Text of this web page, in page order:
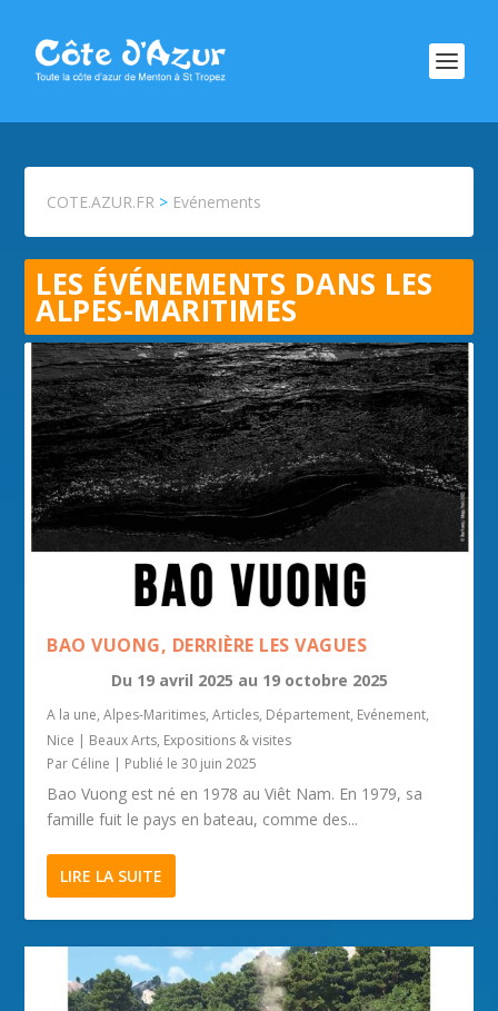
COTE.AZUR.FR > Evénements
LES ÉVÉNEMENTS DANS LES
ALPES-MARITIMES
BAO VUONG, DERRIÈRE LES VAGUES
Du 19 avril 2025 au 19 octobre 2025
A la une,Alpes-Maritimes,Articles, Département, Evénement,
Nice | Beaux Arts, Expositions & visites
Par Céline | Publié le 30 juin 2025
Bao Vuong est né en 1978 au Viêt Nam. En 1979, sa
famille fuit le pays en bateau, comme des...
LIRE LA SUITE